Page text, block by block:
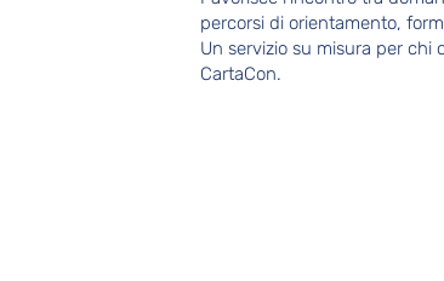
percorsi di orientamento,
Un servizio su misura per chi
CartaCon.